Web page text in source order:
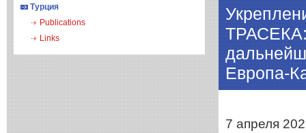
Турция
Publications
Links
ТРАСЕКА:
Европа-
7 апреля